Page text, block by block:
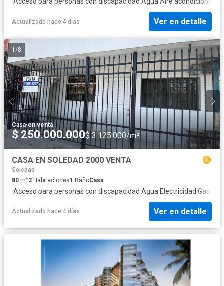
Actualizado hace 4 días Ver en detalle
1 /8
Casa·en venta
$ 250.000.000$ 3.125.000/m²
CASA EN SOLEDAD 2000 VENTA
Soledad
80 m²3 Habitaciones1 BañoCasa
·Acceso para personas con discapacidad·Agua·Electricidad·Gas
Actualizado hace 4 días Ver en detalle